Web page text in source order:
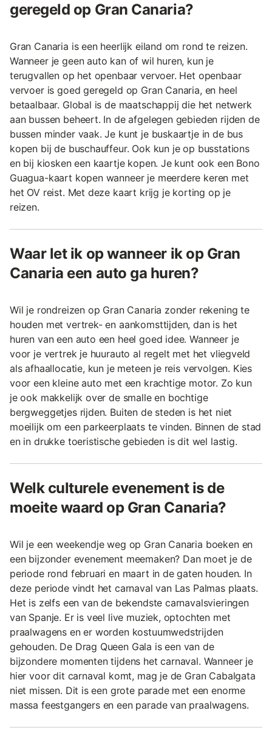
geregeld op Gran Canaria?
Gran Canaria is een heerlijk eiland om rond te reizen.
Wanneer je geen auto kan of wil huren, kun je
terugvallen op het openbaar vervoer. Het openbaar
vervoer is goed geregeld op Gran Canaria, en heel
betaalbaar. Global is de maatschappij die het netwerk
aan bussen beheert. In de afgelegen gebieden rijden de
bussen minder vaak. Je kunt je buskaartje in de bus
kopen bij de buschauffeur. Ook kun je op busstations
en bij kiosken een kaartje kopen. Je kunt ook een Bono
Guagua-kaart kopen wanneer je meerdere keren met
het OV reist. Met deze kaart krijg je korting op je
reizen.
Waar let ik op wanneer ik op Gran
Canaria een auto ga huren?
Wil je rondreizen op Gran Canaria zonder rekening te
houden met vertrek- en aankomsttijden, dan is het
huren van een auto een heel goed idee. Wanneer je
voor je vertrek je huurauto al regelt met het vliegveld
als afhaallocatie, kun je meteen je reis vervolgen. Kies
voor een kleine auto met een krachtige motor. Zo kun
je ook makkelijk over de smalle en bochtige
bergweggetjes rijden. Buiten de steden is het niet
moeilijk om een parkeerplaats te vinden. Binnen de stad
en in drukke toeristische gebieden is dit wel lastig.
Welk culturele evenement is de
moeite waard op Gran Canaria?
Wil je een weekendje weg op Gran Canaria boeken en
een bijzonder evenement meemaken? Dan moet je de
periode rond februari en maart in de gaten houden. In
deze periode vindt het carnaval van Las Palmas plaats.
Het is zelfs een van de bekendste carnavalsvieringen
van Spanje. Er is veel live muziek, optochten met
praalwagens en er worden kostuumwedstrijden
gehouden. De Drag Queen Gala is een van de
bijzondere momenten tijdens het carnaval. Wanneer je
hier voor dit carnaval komt, mag je de Gran Cabalgata
niet missen. Dit is een grote parade met een enorme
massa feestgangers en een parade van praalwagens.